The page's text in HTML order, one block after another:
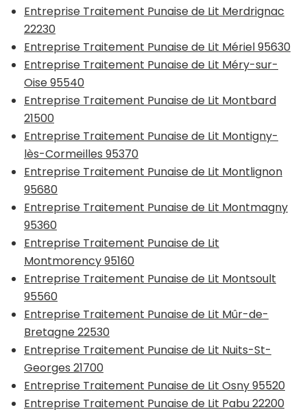
Entreprise Traitement Punaise de Lit Merdrignac
22230
Entreprise Traitement Punaise de Lit Mériel 95630
Entreprise Traitement Punaise de Lit Méry-sur-
Oise 95540
Entreprise Traitement Punaise de Lit Montbard
21500
Entreprise Traitement Punaise de Lit Montigny-
lès-Cormeilles 95370
Entreprise Traitement Punaise de Lit Montlignon
95680
Entreprise Traitement Punaise de Lit Montmagny
95360
Entreprise Traitement Punaise de Lit
Montmorency 95160
Entreprise Traitement Punaise de Lit Montsoult
95560
Entreprise Traitement Punaise de Lit Mûr-de-
Bretagne 22530
Entreprise Traitement Punaise de Lit Nuits-St-
Georges 21700
Entreprise Traitement Punaise de Lit Osny 95520
Entreprise Traitement Punaise de Lit Pabu 22200